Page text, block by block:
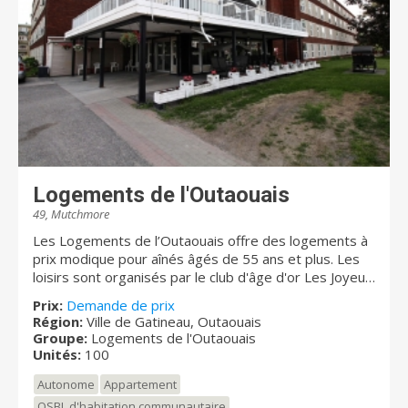
engageons à surpasser les normes
gouvernementales les plus strictes dans le domaine
des résidences privées pour aînés (RPA). Choisir le
Manoir Le Buckingham, c’est vous offrir le milieu de vie
que vous méritez.
Logements de l'Outaouais
49, Mutchmore
Les Logements de l’Outaouais offre des logements à
prix modique pour aînés âgés de 55 ans et plus. Les
loisirs sont organisés par le club d'âge d'or Les Joyeux
toutes les commodités. Transport en commun à la
porte, restaurants, épiceries (La Boite à Grain, IGA,
Walmart, Super C, Maxi, Provigo etc.) stations
Tous à distance de marche et accessibles par
transport en commun à la porte.
Prix: Demande de prix
Région: Ville de Gatineau, Outaouais
Groupe: Logements de l'Outaouais
Unités: 100
Autonome
Appartement